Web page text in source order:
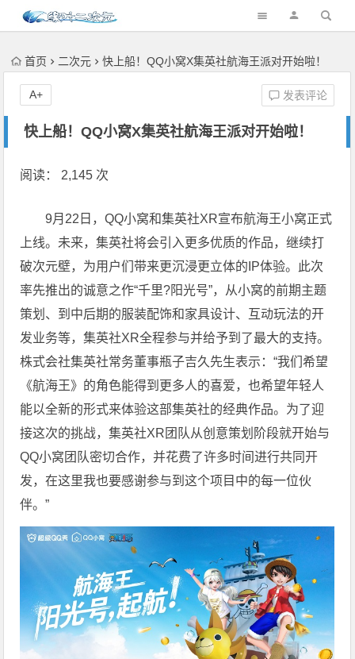
首页 二次元 快上船！QQ小窝X集英社航海王派对开始啦！
快上船！QQ小窝X集英社航海王派对开始啦！
发表评论
A+
阅读： 2,145 次
9月22日，QQ小窝和集英社XR宣布航海王小窝正式
上线。未来，集英社将会引入更多优质的作品，继续打
破次元壁，为用户们带来更沉浸更立体的IP体验。此次
率先推出的诚意之作“千里?阳光号”，从小窝的前期主题
策划、到中后期的服装配饰和家具设计、互动玩法的开
发业务等，集英社XR全程参与并给予到了最大的支持。
株式会社集英社常务董事瓶子吉久先生表示：“我们希望
《航海王》的角色能得到更多人的喜爱，也希望年轻人
能以全新的形式来体验这部集英社的经典作品。为了迎
接这次的挑战，集英社XR团队从创意策划阶段就开始与
QQ小窝团队密切合作，并花费了许多时间进行共同开
发，在这里我也要感谢参与到这个项目中的每一位伙
伴。”